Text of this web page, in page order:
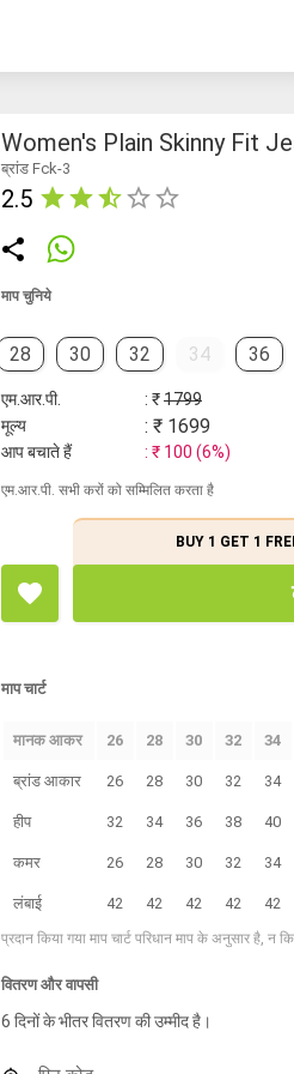
Women's Plain Skinny Fit
ब्रांड Fck-3
2.5
माप चुनिये
28 30 32 34 36
एम.आर.पी. : ₹1799
मूल्य
: ₹ 1699
आप बचाते हैं : ₹ 100 (6%)
एम.आर.पी. सभी करों को सम्मिलित करता है
BUY 1 GET 1
माप चार्ट
मानक आकर 26 28 30 32 34
ब्रांड आकार 26 28 30 32 34
हीप 32 34 36 38 40
कमर 26 28 30 32 34
लंबाई 42 42 42 42 42
प्रदान किया गया माप चार्ट परिधान माप के अनुसार है, न
वितरण और वापसी
6 दिनों के भीतर वितरण की उम्मीद है।